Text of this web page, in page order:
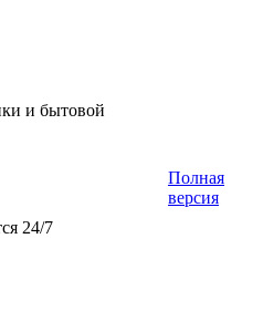
и бытовой
24/7
Полная
версия